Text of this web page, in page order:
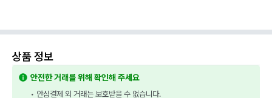
상품 정보
안전한 거래를 위해 확인해 주세요
• 안심결제 외 거래는 보호받을 수 없습니다.